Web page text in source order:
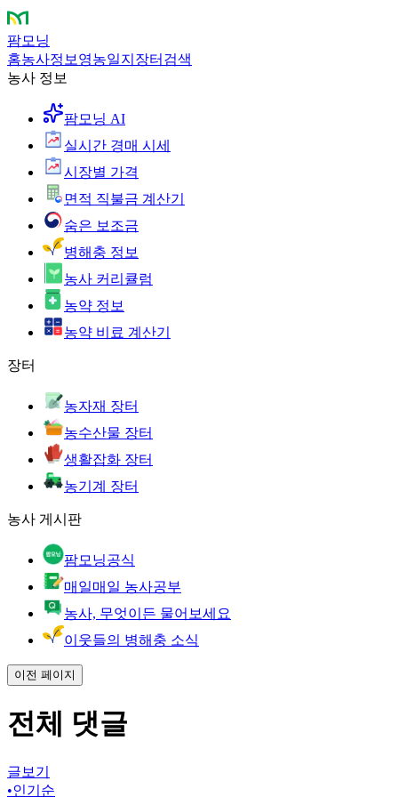
팜모닝
홈농사정보 영농일지 장터 검색
농사 정보
팜모닝 AI
실시간 경매 시세
시장별 가격
면적 직불금 계산기
숨은 보조금
병해충 정보
농사 커리큘럼
농약 정보
농약 비료 계산기
장터
농자재 장터
농수산물 장터
생활잡화 장터
농기계 장터
농사 게시판
팜모닝공식
매일매일 농사공부
농사, 무엇이든 물어보세요
이웃들의 병해충 소식
이전 페이지
전체 댓글
글보기
•인기순